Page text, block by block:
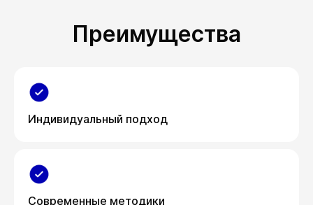
Преимущества
Индивидуальный подход
Современные методики